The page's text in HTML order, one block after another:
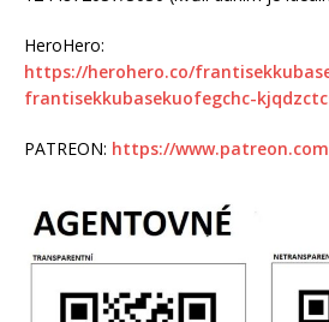
HeroHero:
https://herohero.co/
frantisekkubasekuofegchc-
PATREON: https://